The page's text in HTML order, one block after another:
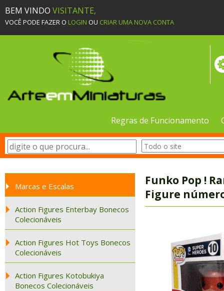
BEM VINDO VISITANTE,
VOCÊ PODE FAZER O LOGIN OU CRIAR UMA NOVA CONTA
Regras de Funcionamento
Marcas e Escalas
Action Figures Enterbay Bonecos
Colecionáveis
Action Figures Hot Toys Bonecos
Colecionáveis
Action Figures Kotobukiya
Bonecos Colecionáveis
Funko Pop !
Figure